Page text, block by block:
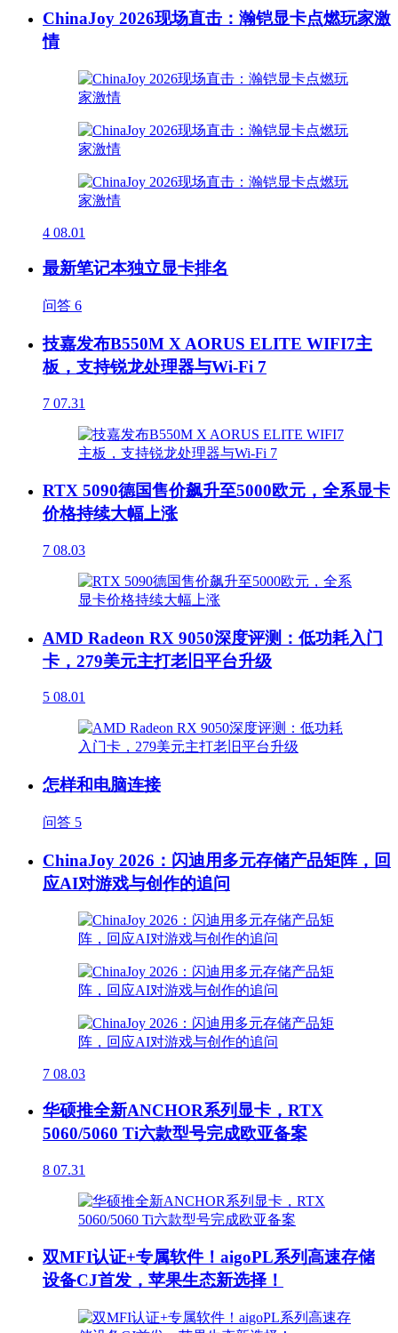
ChinaJoy 2026现场直击：瀚铠显卡点燃玩家激
情
4 08.01
最新笔记本独立显卡排名
问答 6
技嘉发布B550M X AORUS ELITE WIFI7主
板，支持锐龙处理器与Wi-Fi 7
7 07.31
RTX 5090德国售价飙升至5000欧元，全系显卡
价格持续大幅上涨
7 08.03
AMD Radeon RX 9050深度评测：低功耗入门
卡，279美元主打老旧平台升级
5 08.01
怎样和电脑连接
问答 5
ChinaJoy 2026：闪迪用多元存储产品矩阵，回
应AI对游戏与创作的追问
7 08.03
华硕推全新ANCHOR系列显卡，RTX
5060/5060 Ti六款型号完成欧亚备案
8 07.31
双MFI认证+专属软件！aigoPL系列高速存储
设备CJ首发，苹果生态新选择！